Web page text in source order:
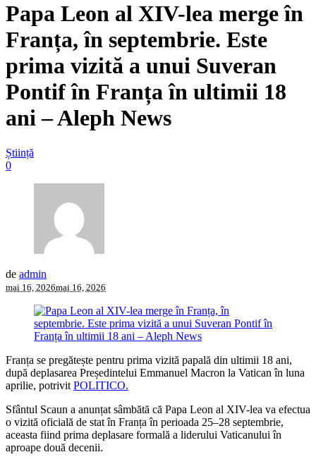
Papa Leon al XIV-lea merge în
Franța, în septembrie. Este
prima vizită a unui Suveran
Pontif în Franța în ultimii 18
ani – Aleph News
Știință
0
de admin
mai 16, 2026mai 16, 2026
Franța se pregătește pentru prima vizită papală din ultimii 18 ani,
după deplasarea Președintelui Emmanuel Macron la Vatican în luna
aprilie, potrivit POLITICO.
Sfântul Scaun a anunțat sâmbătă că Papa Leon al XIV-lea va efectua
o vizită oficială de stat în Franța în perioada 25–28 septembrie,
aceasta fiind prima deplasare formală a liderului Vaticanului în
aproape două decenii.